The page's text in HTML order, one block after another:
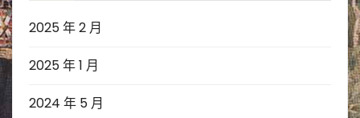
2025 年 2 月
2025 年 1 月
2024 年 5 月